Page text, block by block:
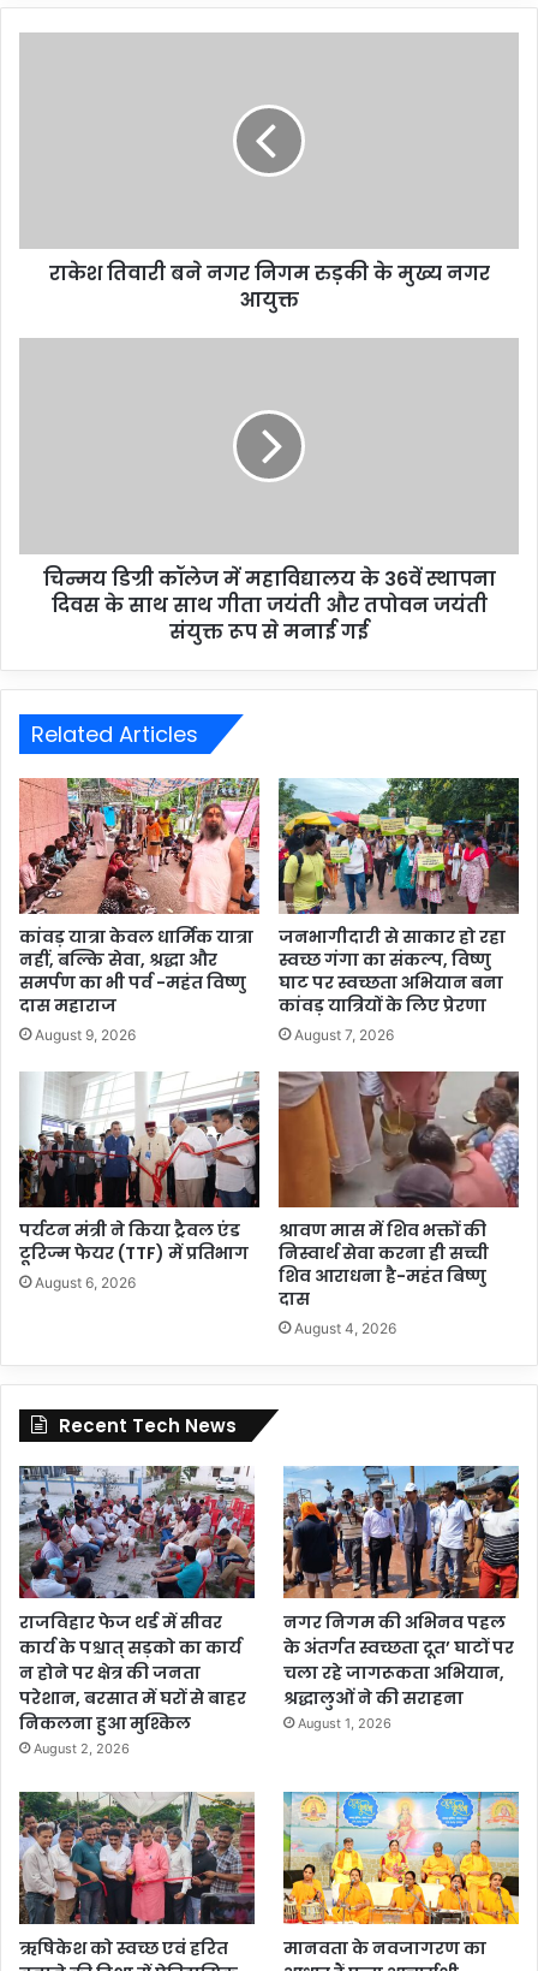
राकेश तिवारी बने नगर निगम रुड़की के मुख्य नगर
आयुक्त
चिन्मय डिग्री कॉलेज में महाविद्यालय के 36वें स्थापना
दिवस के साथ साथ गीता जयंती और तपोवन जयंती
संयुक्त रूप से मनाई गई
Related Articles
कांवड़ यात्रा केवल धार्मिक यात्रा
नहीं, बल्कि सेवा, श्रद्धा और
समर्पण का भी पर्व -महंत विष्णु
दास महाराज
August 9, 2026
जनभागीदारी से साकार हो रहा
स्वच्छ गंगा का संकल्प, विष्णु
घाट पर स्वच्छता अभियान बना
कांवड़ यात्रियों के लिए प्रेरणा
August 7, 2026
पर्यटन मंत्री ने किया ट्रैवल एंड
टूरिज्म फेयर (TTF) में प्रतिभाग
August 6, 2026
श्रावण मास में शिव भक्तों की
निस्वार्थ सेवा करना ही सच्ची
शिव आराधना है-महंत बिष्णु
दास
August 4, 2026
Recent Tech News
राजविहार फेज थर्ड में सीवर
कार्य के पश्चात् सड़को का कार्य
न होने पर क्षेत्र की जनता
परेशान, बरसात में घरों से बाहर
निकलना हुआ मुश्किल
August 2, 2026
नगर निगम की अभिनव पहल
के अंतर्गत स्वच्छता दूत’ घाटों पर
चला रहे जागरूकता अभियान,
श्रद्धालुओं ने की सराहना
August 1, 2026
ऋषिकेश को स्वच्छ एवं हरित
मानवता के नवजागरण का